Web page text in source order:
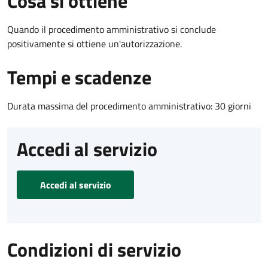
Quando il procedimento amministrativo si conclude
positivamente si ottiene un'autorizzazione.
Tempi e scadenze
Durata massima del procedimento amministrativo: 30 giorni
Accedi al servizio
Accedi al servizio
Condizioni di servizio